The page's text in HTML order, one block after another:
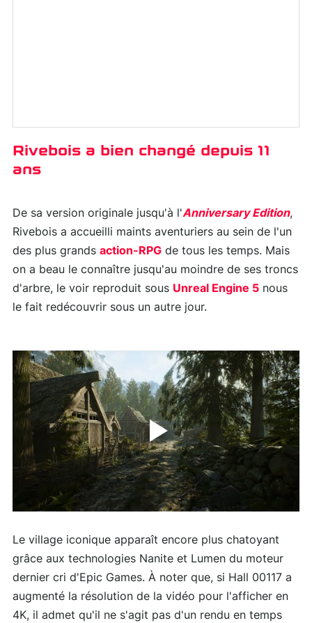
Rivebois a bien changé depuis 11
ans
De sa version originale jusqu'à l'Anniversary Edition,
Rivebois a accueilli maints aventuriers au sein de l'un
des plus grands action-RPG de tous les temps. Mais
on a beau le connaître jusqu'au moindre de ses troncs
d'arbre, le voir reproduit sous Unreal Engine 5 nous
le fait redécouvrir sous un autre jour.
Le village iconique apparaît encore plus chatoyant
grâce aux technologies Nanite et Lumen du moteur
dernier cri d'Epic Games. À noter que, si Hall 00117 a
augmenté la résolution de la vidéo pour l'afficher en
4K, il admet qu'il ne s'agit pas d'un rendu en temps